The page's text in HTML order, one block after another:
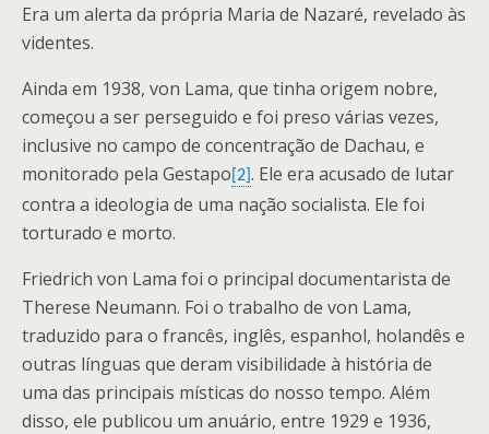
Era um alerta da própria Maria de Nazaré, revelado às
videntes.
Ainda em 1938, von Lama, que tinha origem nobre,
começou a ser perseguido e foi preso várias vezes,
inclusive no campo de concentração de Dachau, e
monitorado pela Gestapo [2] . Ele era acusado de lutar
contra a ideologia de uma nação socialista. Ele foi
torturado e morto.
Friedrich von Lama foi o principal documentarista de
Therese Neumann. Foi o trabalho de von Lama,
traduzido para o francês, inglês, espanhol, holandês e
outras línguas que deram visibilidade à história de
uma das principais místicas do nosso tempo. Além
disso, ele publicou um anuário, entre 1929 e 1936,